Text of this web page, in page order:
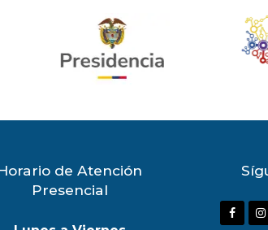
de Atención
Presencial
F
I